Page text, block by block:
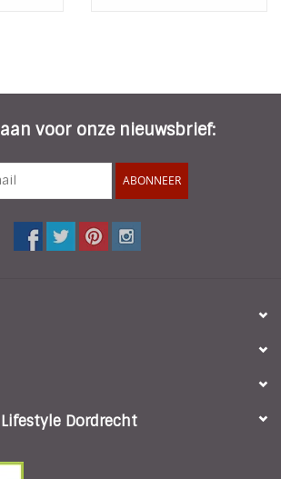
voor onze nieuwsbrief:
ABONNEER
Dordrecht